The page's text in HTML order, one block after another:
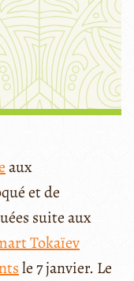
aux
et de
suite aux
Tokaïev
le 7 janvier. Le